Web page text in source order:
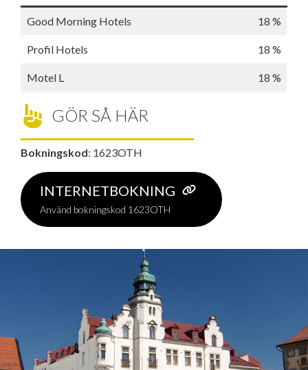
Good Morning Hotels 18 %
Profil Hotels 18 %
Motel L 18 %
GÖR SÅ HÄR
Bokningskod: 1623OTH
INTERNETBOKNING
Använd bokningskod 1623OTH